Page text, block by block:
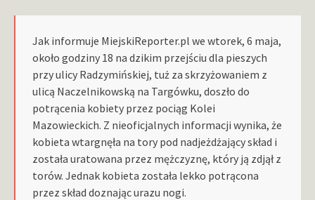
Jak informuje MiejskiReporter.pl we wtorek, 6 maja,
około godziny 18 na dzikim przejściu dla pieszych
przy ulicy Radzymińskiej, tuż za skrzyżowaniem z
ulicą Naczelnikowską na Targówku, doszło do
potrącenia kobiety przez pociąg Kolei
Mazowieckich. Z nieoficjalnych informacji wynika, że
kobieta wtargnęła na tory pod nadjeżdżający skład i
została uratowana przez mężczyznę, który ją zdjął z
torów. Jednak kobieta została lekko potrącona
przez skład doznając urazu nogi.